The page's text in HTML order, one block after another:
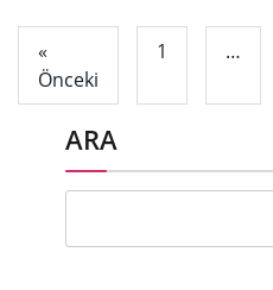
«
Önceki
1 …
ARA